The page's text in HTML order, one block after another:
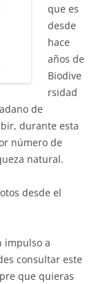
que es
desde
hace
años de
Biodive
rsidad
de
durante esta
número de
natural.
desde el
impulso a
consultar este
que quieras